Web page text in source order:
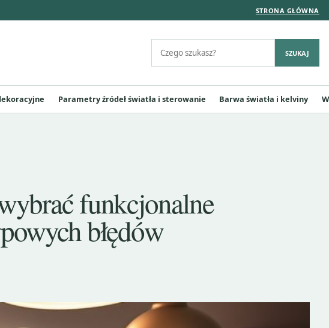
STRONA GŁÓWNA
SZUKAJ
Parametry źródeł światła i sterowanie Barwa światła i kelviny
funkcjonalne
błędów